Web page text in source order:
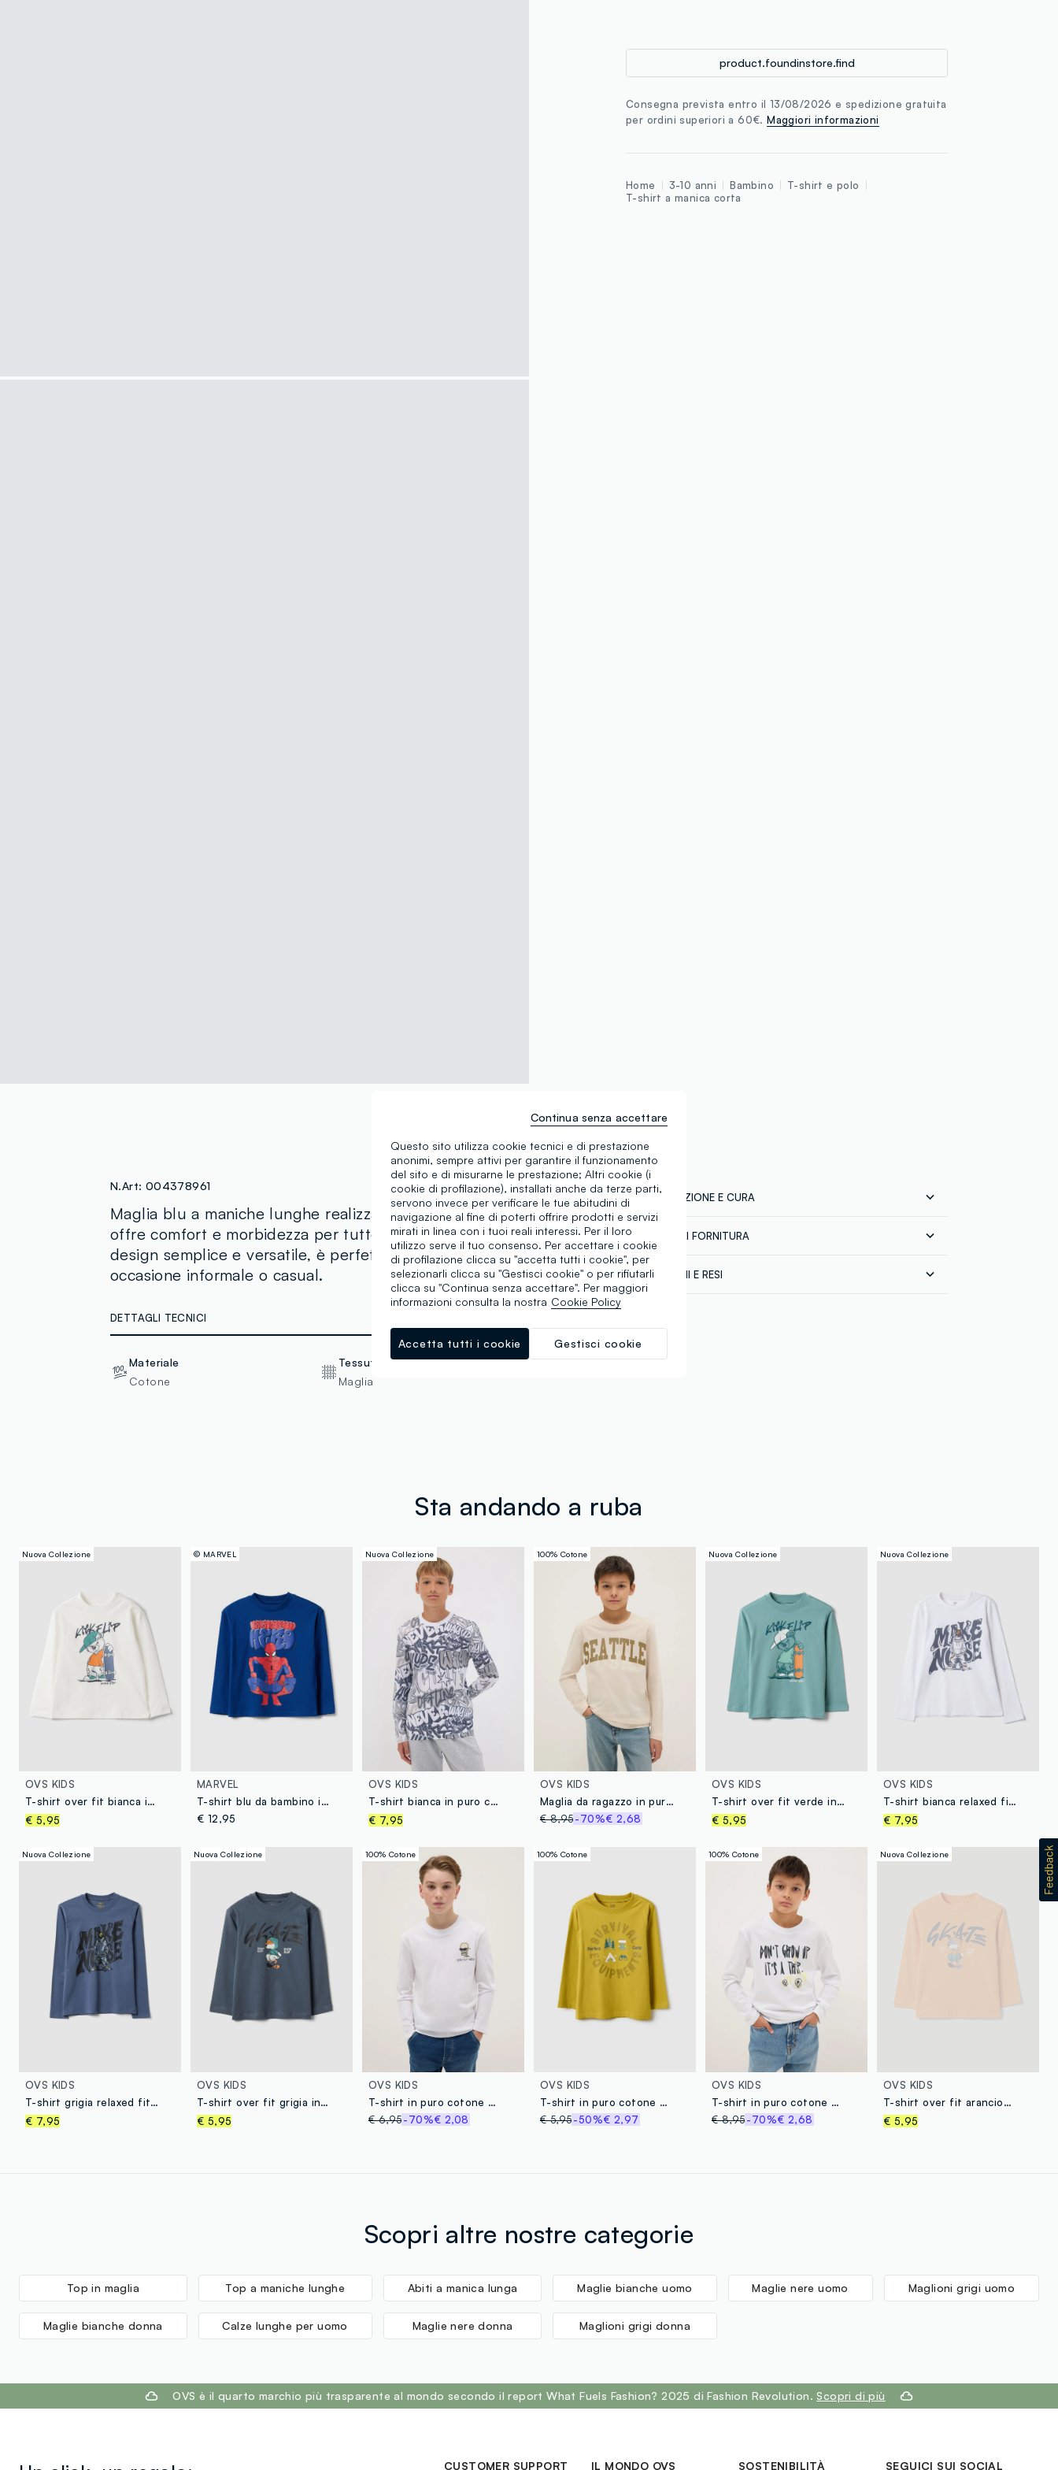
product.foundinstore.find
Consegna prevista entro il 13/08/2026 e spedizione gratuita
per ordini superiori a 60€.Maggiori informazioni
Home 3-10 anni Bambino
T-shirt e polo
T-shirt a manica corta
N.Art: 004378961
Maglia blu a maniche lunghe realizzata in puro cotone,
offre comfort e morbidezza per tutto l'anno. Con un
design semplice e versatile, è perfetta per ogni
occasione informale o casual.
DETTAGLI TECNICI
Materiale
Cotone
Tessuto
Maglia
COMPOSIZIONE E CURA
Composizione: 100% COTONE
CATENA DI FORNITURA
Fornitore di prodotto finito
GPS STRATEGIC ALLIANCES LLC
SPEDIZIONI E RESI
corriere che in negozio: hai 30 giorni di tempo. Ritira i
tuoi prodotti in negozio, il servizio è sempre gratuito.
Sta andando a ruba
Nuova Collezione
OVS KIDS
T-shirt over fit bianca in puro cotone con stampa skate per bambino
€ 5,95
© MARVEL
MARVEL
T-shirt blu da bambino in puro cotone con stampa MARVEL Spider-Man over
€ 12,95
Nuova Collezione
OVS KIDS
T-shirt bianca in puro cotone organico con graffiti per ragazzo relaxed fit
€ 7,95
100% Cotone
OVS KIDS
Maglia da ragazzo in puro cotone beige regular fit
€ 8,95-70%€ 2,68
Nuova Collezione
OVS KIDS
T-shirt over fit verde in puro cotone con stampa skate per bambino
€ 5,95
Nuova Collezione
OVS KIDS
T-shirt bianca relaxed fit in puro cotone organico per ragazzo
€ 7,95
Nuova Collezione
OVS KIDS
T-shirt grigia relaxed fit in puro cotone organico per ragazzo
€ 7,95
Nuova Collezione
OVS KIDS
T-shirt over fit grigia in puro cotone con stampa skate per bambino
€ 5,95
100% Cotone
OVS KIDS
T-shirt in puro cotone bianca da ragazzo regular fit con stampa
€ 6,95-70%€ 2,08
100% Cotone
OVS KIDS
T-shirt in puro cotone gialla da bambino regular fit con stampa
€ 5,95-50%€ 2,97
100% Cotone
OVS KIDS
T-shirt in puro cotone bianca regular fit con stampa per ragazzo
€ 8,95-70%€ 2,68
Nuova Collezione
OVS KIDS
T-shirt over fit arancione in puro cotone con stampa skate per bambino
€ 5,95
Scopri altre nostre categorie
Top in maglia Top a maniche lunghe Abiti a manica lunga Maglie bianche uomo Maglie nere uomo Maglioni grigi uomo
Maglie bianche donna Calze lunghe per uomo Maglie nere donna Maglioni grigi donna
OVS è il quarto marchio più trasparente al mondo secondo il report What Fuels Fashion? 2025 di Fashion Revolution. Scopri di più
CUSTOMER SUPPORT IL MONDO OVS SOSTENIBILITÀ SEGUICI SUI SOCIAL
Questo sito utilizza cookie tecnici e di prestazione
anonimi, sempre attivi per garantire il funzionamento
del sito e di misurarne le prestazione; Altri cookie (i
cookie di profilazione), installati anche da terze parti,
servono invece per verificare le tue abitudini di
navigazione al fine di poterti offrire prodotti e servizi
mirati in linea con i tuoi reali interessi. Per il loro
utilizzo serve il tuo consenso. Per accettare i cookie
di profilazione clicca su "accetta tutti i cookie", per
selezionarli clicca su "Gestisci cookie" o per rifiutarli
clicca su "Continua senza accettare". Per maggiori
informazioni consulta la nostra Cookie Policy
Gestisci cookie
Accetta tutti i cookie
Continua senza accettare